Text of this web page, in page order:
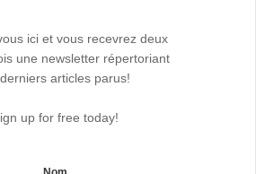
ici et vous recevrez deux
une newsletter répertoriant
articles parus!
up for free today!